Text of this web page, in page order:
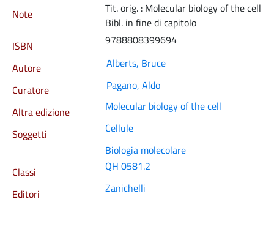
Note
Tit. orig. : Molecular biology of the cell
Bibl. in fine di capitolo
ISBN
9788808399694
Autore
Alberts, Bruce
Curatore
Pagano, Aldo
Altra edizione
Molecular biology of the cell
Soggetti
Cellule
Biologia molecolare
Classi
QH 0581.2
Editori
Zanichelli